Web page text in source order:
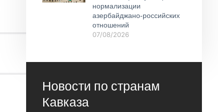
нормализации
азербайджано-российских
отношений
07/08/2026
Новости по странам
Кавказа